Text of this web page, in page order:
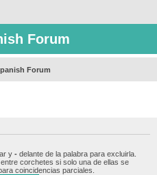
Forum
Forum
y - delante de la palabra para excluirla.
entre corchetes si solo una de ellas se
coincidencias parciales.